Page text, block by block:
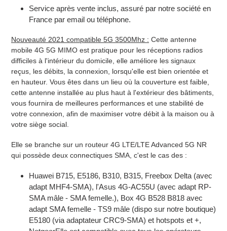
Service après vente inclus, assuré par notre société en
France par email ou téléphone.
Nouveauté 2021 compatible 5G 3500Mhz : Cette antenne
mobile 4G 5G MIMO est pratique pour les réceptions radios
difficiles à l'intérieur du domicile, elle améliore les signaux
reçus, les débits, la connexion, lorsqu'elle est bien orientée et
en hauteur. Vous êtes dans un lieu où la couverture est faible,
cette antenne installée au plus haut à l'extérieur des bâtiments,
vous fournira de meilleures performances et une stabilité de
votre connexion, afin de maximiser votre débit à la maison ou à
votre siège social.
Elle se branche sur un routeur 4G LTE/LTE Advanced 5G NR
qui possède deux connectiques SMA, c'est le cas des :
Huawei B715, E5186, B310, B315, Freebox Delta (avec
adapt MHF4-SMA), l'Asus 4G-AC55U (avec adapt RP-
SMA mâle - SMA femelle.), Box 4G B528 B818 avec
adapt SMA femelle - TS9 mâle (dispo sur notre boutique)
E5180 (via adaptateur CRC9-SMA) et hotspots et +,